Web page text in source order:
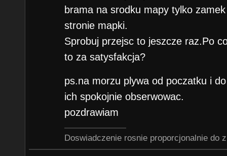
brama na srodku mapy tylko
stronie mapki.
Sprobuj przejsc to jeszcze raz.Po
to za satysfakcja?
ps.na morzu plywa od poczatku i
ich spokojnie obserwowac.
pozdrawiam
Doswiadczenie rosnie proporcjonalnie do